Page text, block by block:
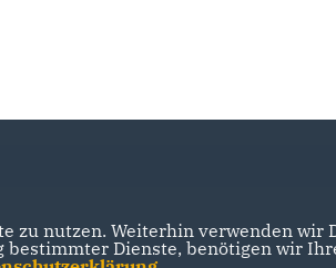
zu nutzen. Weiterhin verwenden
Dienste, benötigen wir